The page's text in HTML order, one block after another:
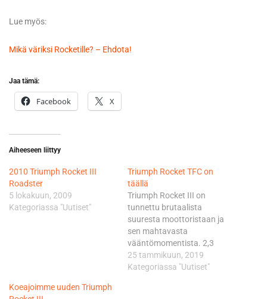
Lue myös:
Mikä väriksi Rocketille? – Ehdota!
Jaa tämä:
Facebook X
Aiheeseen liittyy
2010 Triumph Rocket III
Roadster
5 lokakuun, 2009
Kategoriassa "Uutiset"
Triumph Rocket TFC on
täällä
Triumph Rocket III on
tunnettu brutaalista
suuresta moottoristaan ​​ja
sen mahtavasta
vääntömomentista. 2,3
litran moottori on suurin
sarjatuotannossa oleva
25 tammikuun, 2019
Kategoriassa "Uutiset"
Koeajoimme uuden Triumph